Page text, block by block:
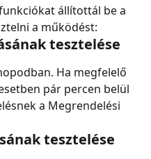
állítottál be a
a működést:
tesztelése
Ha megfelelő
pár percen belül
a Megrendelési
tesztelése